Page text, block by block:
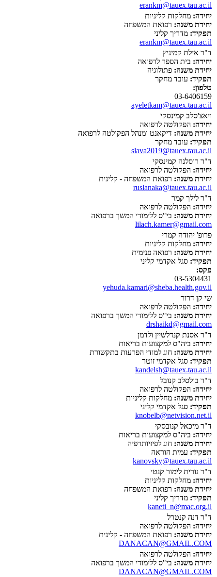
erankm@tauex.tau.ac.il
יחידה: מחלקות קליניות
יחידת משנה: רפואת המשפחה
תפקיד: מדריך קליני
erankm@tauex.tau.ac.il
ד"ר אילת קמיניץ
יחידה: בית הספר לרפואה
יחידת משנה: פתולוגיה
תפקיד: עובד מחקר
טלפון:
03-6406159
ayeletkam@tauex.tau.ac.il
ויאצ'סלב קמינסקי
יחידה: הפקולטה לרפואה
יחידת משנה: דיקאנט ומנהל הפקולטה לרפואה
תפקיד: עובד מחקר
slava2019@tauex.tau.ac.il
ד"ר רוסלנה קמינסקי
יחידה: הפקולטה לרפואה
יחידת משנה: רפואת המשפחה - קלינית
ruslanaka@tauex.tau.ac.il
ד"ר לילך קמר
יחידה: הפקולטה לרפואה
יחידת משנה: בי"ס ללימודי המשך ברפואה
lilach.kamer@gmail.com
פרופ' יהודה קמרי
יחידה: מחלקות קליניות
יחידת משנה: רפואה פנימית
תפקיד: סגל אקדמי קליני
פקס:
03-5304431
yehuda.kamari@sheba.health.gov.il
שי קן דרור
יחידה: הפקולטה לרפואה
יחידת משנה: בי"ס ללימודי המשך ברפואה
drshaikd@gmail.com
ד"ר אסנת קנדלשיין ולדמן
יחידה: ביה"ס למקצועות בריאות
יחידת משנה: חוג למודי הפרעות בתקשורת
תפקיד: סגל אקדמי זוטר
kandelsh@tauex.tau.ac.il
ד"ר בולסלב קנובל
יחידה: הפקולטה לרפואה
יחידת משנה: מחלקות קליניות
תפקיד: סגל אקדמי קליני
knobelb@netvision.net.il
ד"ר מיכאל קנובסקי
יחידה: ביה"ס למקצועות בריאות
יחידת משנה: חוג לפיזיותרפיה
תפקיד: עמית הוראה
kanovsky@tauex.tau.ac.il
ד"ר נורית לימור קנטי
יחידה: מחלקות קליניות
יחידת משנה: רפואת המשפחה
תפקיד: מדריך קליני
kaneti_n@mac.org.il
ד"ר דנה קנטרל
יחידה: הפקולטה לרפואה
יחידת משנה: רפואת המשפחה - קלינית
DANACAN@GMAIL.COM
יחידה: הפקולטה לרפואה
יחידת משנה: בי"ס ללימודי המשך ברפואה
DANACAN@GMAIL.COM